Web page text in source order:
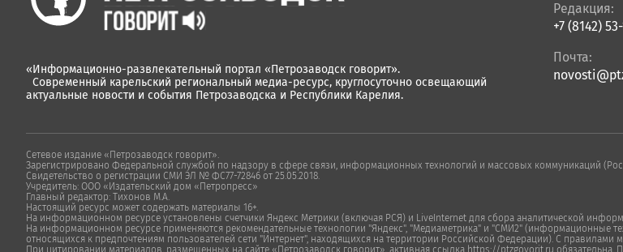
«Информационно-развлекательный портал «Петрозаводск говорит».
Современный карельский региональный медиа-ресурс, круглосуточно освещающий
актуальные новости и события Петрозаводска и Республики Карелия.
Редакция:
+7 (8142)
Почта:
Сетевое издание «Петрозаводск говорит».
Зарегистрировано Федеральной службой по надзору в сфере связи, информационных технологий и массовых коммуникаций
Свидетельство о регистрации СМИ ЭЛ № ФС77-72846 от 25.05.2018.
Учредитель: ООО «Издательский дом «Петропресс»
Главный редактор: Тихонов М.А.
Настоящий ресурс может содержать материалы 16+.
На информационном ресурсе установлены счетчики Яндекс Метрики (включая РСЯ) и LiveInternet для сбора аналитической
На информационном ресурсе применяются рекомендательные технологии "Яндекс", "Медиаметрика" и "СМИ2" (информационные
относящихся к предпочтениям пользователей сети "Интернет", находящихся на территории Российской Федерации). С правилами
При цитировании материалов, размещенных на сайте «Петрозаводск говорит», активная ссылка https://ptzgovorit.ru обязательна.